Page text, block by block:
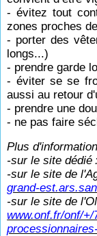
- évitez tout
zones proches
- porter des
longs...)
- prendre garde
- éviter se se
aussi au retour
- prendre une
- ne pas faire
Plus
-sur le site dédié
-sur le site de
grand-
-sur le site de
www.onf.fr/onf/